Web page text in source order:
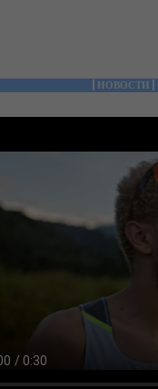
НОВОСТИ